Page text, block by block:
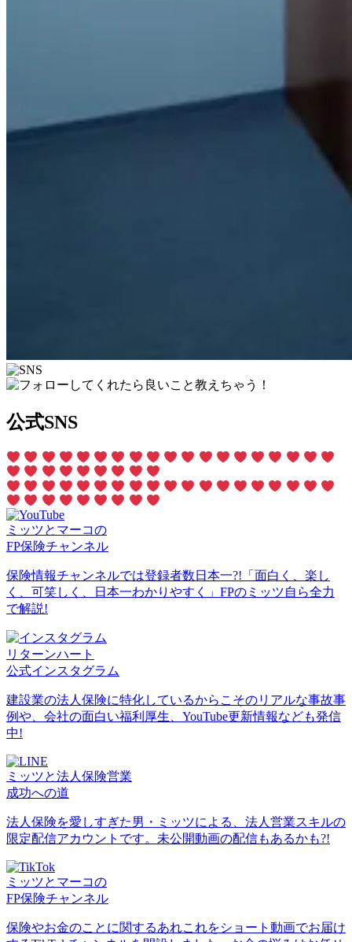
公式SNS
ミッツとマーコの
FP保険チャンネル
保険情報チャンネルでは登録者数日本一?!「面白く、楽し
く、可笑しく、日本一わかりやすく」FPのミッツ自ら全力
で解説!
リターンハート
公式インスタグラム
建設業の法人保険に特化しているからこそのリアルな事故事
例や、会社の面白い福利厚生、YouTube更新情報なども発信
中!
ミッツと法人保険営業
成功への道
法人保険を愛しすぎた男・ミッツによる、法人営業スキルの
限定配信アカウントです。未公開動画の配信もあるかも?!
ミッツとマーコの
FP保険チャンネル
保険やお金のことに関するあれこれをショート動画でお届け